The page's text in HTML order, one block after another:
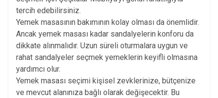
tercih edebilirsiniz.
Yemek masasının bakımının kolay olması da önemlidir.
Ancak yemek masası kadar sandalyelerin konforu da
dikkate alınmalıdır. Uzun süreli oturmalara uygun ve
rahat sandalyeler seçmek yemeklerin keyifli olmasına
yardımcı olur.
Yemek masası seçimi kişisel zevklerinize, bütçenize
ve mevcut alanınıza bağlı olarak değişecektir. Bu